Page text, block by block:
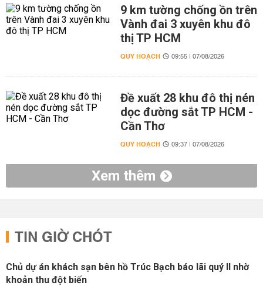
9 km tường chống ồn trên
Vành đai 3 xuyên khu đô
thị TP HCM
QUY HOẠCH 09:55 | 07/08/2026
Đề xuất 28 khu đô thị nén
dọc đường sắt TP HCM -
Cần Thơ
QUY HOẠCH 09:37 | 07/08/2026
Xem thêm
TIN GIỜ CHÓT
Chủ dự án khách sạn bên hồ Trúc Bạch báo lãi quý II nhờ
khoản thu đột biến